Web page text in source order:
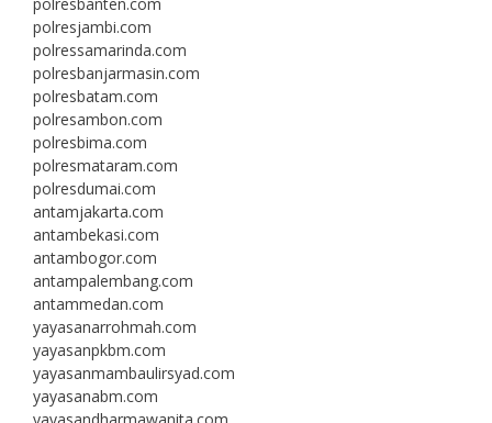
polresbanten.com
polresjambi.com
polressamarinda.com
polresbanjarmasin.com
polresbatam.com
polresambon.com
polresbima.com
polresmataram.com
polresdumai.com
antamjakarta.com
antambekasi.com
antambogor.com
antampalembang.com
antammedan.com
yayasanarrohmah.com
yayasanpkbm.com
yayasanmambaulirsyad.com
yayasanabm.com